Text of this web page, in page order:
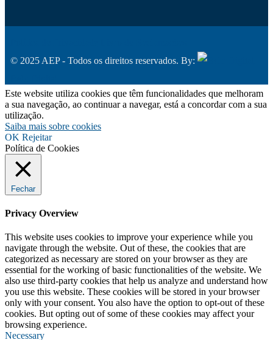
© 2025 AEP - Todos os direitos reservados. By:
Este website utiliza cookies que têm funcionalidades que melhoram
a sua navegação, ao continuar a navegar, está a concordar com a sua
utilização.
Saiba mais sobre cookies
OK Rejeitar
Política de Cookies
Fechar
Privacy Overview
This website uses cookies to improve your experience while you
navigate through the website. Out of these, the cookies that are
categorized as necessary are stored on your browser as they are
essential for the working of basic functionalities of the website. We
also use third-party cookies that help us analyze and understand how
you use this website. These cookies will be stored in your browser
only with your consent. You also have the option to opt-out of these
cookies. But opting out of some of these cookies may affect your
browsing experience.
Necessary